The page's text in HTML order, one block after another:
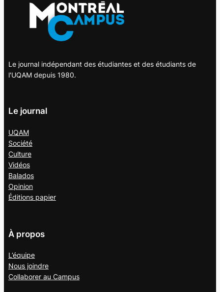
Le journal indépendant des étudiantes et des étudiants de
l'UQAM depuis 1980.
Le journal
UQAM
Société
Culture
Vidéos
Balados
Opinion
Éditions papier
À propos
L’équipe
Nous joindre
Collaborer au Campus